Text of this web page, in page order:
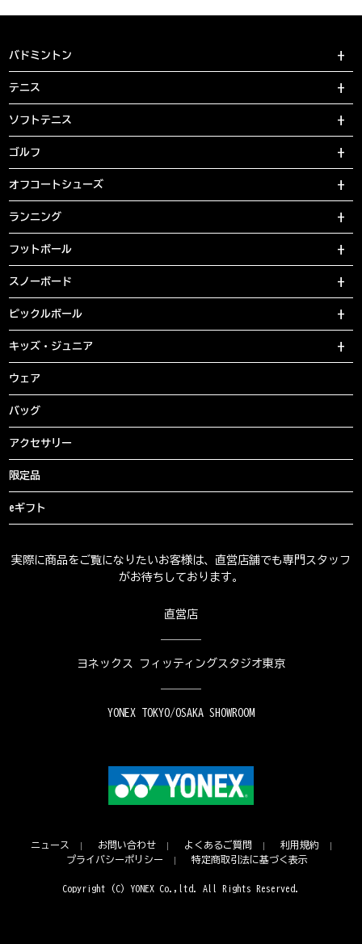
バドミントン
テニス
ソフトテニス
ゴルフ
オフコートシューズ
ランニング
フットボール
スノーボード
ピックルボール
キッズ・ジュニア
ウェア
バッグ
アクセサリー
限定品
eギフト
実際に商品をご覧になりたいお客様は、直営店舗でも専門スタッフ
がお待ちしております。
直営店
ヨネックス フィッティングスタジオ東京
YONEX TOKYO/OSAKA SHOWROOM
ニュース お問い合わせ よくあるご質問
利用規約
プライバシーポリシー
特定商取引法に基づく表示
Copyright (C) YONEX Co.,ltd. All Rights Reserved.